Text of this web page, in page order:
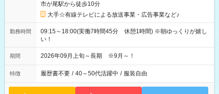
市が尾駅から徒歩10分
大手☆有線テレビによる放送事業・広告事業など♪
勤務時間
09:15～18:00(実働7時間45分 休憩1時間) ※朝ゆっくりが嬉し
い！
期間 2026年09月上旬～長期 ※9月～！
特徴 履歴書不要 / 40～50代活躍中 / 服装自由